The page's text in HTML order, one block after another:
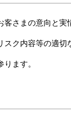
さまの意向と実
スク内容等の適切
ます。